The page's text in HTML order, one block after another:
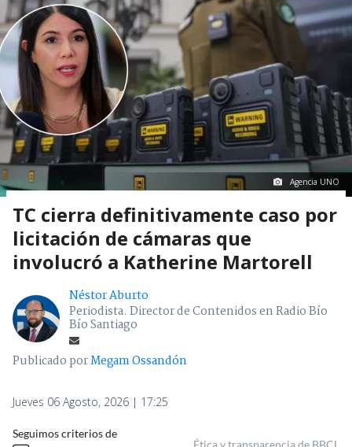
Agencia UNO
TC cierra definitivamente caso por
licitación de cámaras que
involucró a Katherine Martorell
Néstor Aburto
Periodista. Director de Contenidos en Radio Bío
Bío Santiago
Publicado porMegam Ossandón
Jueves 06 Agosto, 2026 | 17:25
Seguimos criterios de